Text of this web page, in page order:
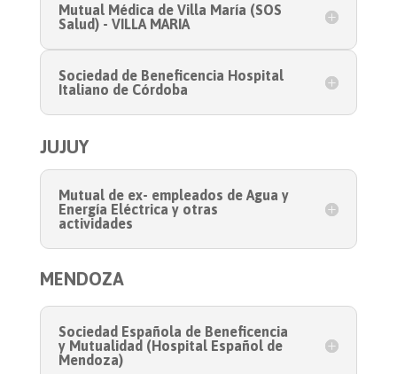
Mutual Médica de Villa María (SOS
Salud) - VILLA MARIA
Sociedad de Beneficencia Hospital
Italiano de Córdoba
JUJUY
Mutual de ex- empleados de Agua y
Energía Eléctrica y otras
actividades
MENDOZA
Sociedad Española de Beneficencia
y Mutualidad (Hospital Español de
Mendoza)